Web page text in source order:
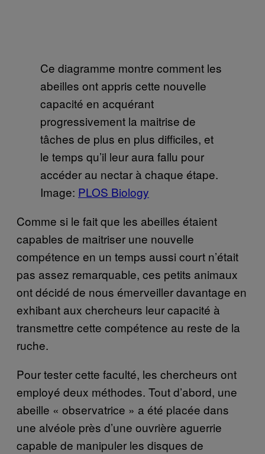
Ce diagramme montre comment les
abeilles ont appris cette nouvelle
capacité en acquérant
progressivement la maitrise de
tâches de plus en plus difficiles, et
le temps qu’il leur aura fallu pour
accéder au nectar à chaque étape.
Image: PLOS Biology
Comme si le fait que les abeilles étaient
capables de maitriser une nouvelle
compétence en un temps aussi court n’était
pas assez remarquable, ces petits animaux
ont décidé de nous émerveiller davantage en
exhibant aux chercheurs leur capacité à
transmettre cette compétence au reste de la
ruche.
Pour tester cette faculté, les chercheurs ont
employé deux méthodes. Tout d’abord, une
abeille « observatrice » a été placée dans
une alvéole près d’une ouvrière aguerrie
capable de manipuler les disques de